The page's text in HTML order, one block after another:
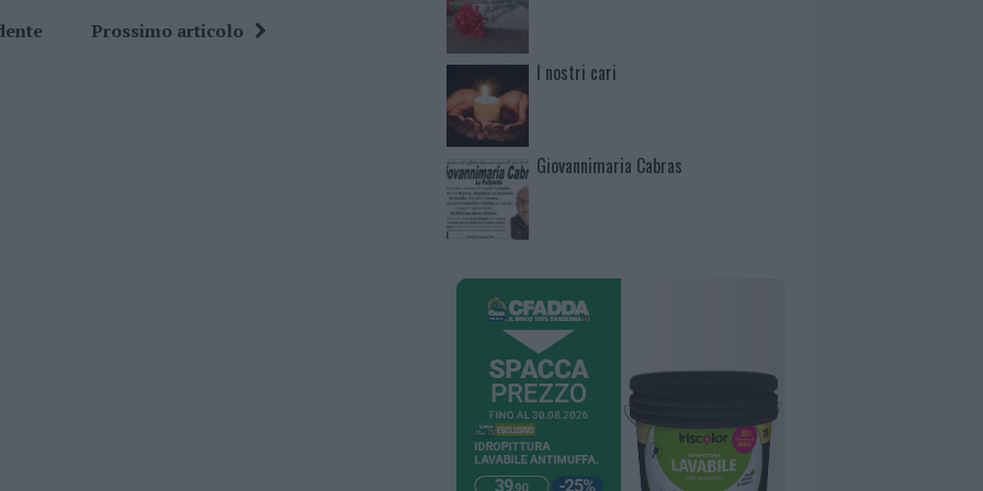
Prossimo articolo
I nostri cari
Giovannimaria Cabras